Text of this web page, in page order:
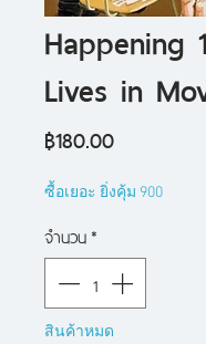
Happening
Lives in
฿180.00ราคา
ซื้อเยอะ ยิ่งคุ้ม 900
จำนวน*
สินค้าหมด